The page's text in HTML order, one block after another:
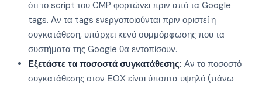
ότι το script του CMP φορτώνει πριν από τα Google
tags. Αν τα tags ενεργοποιούνται πριν οριστεί η
συγκατάθεση, υπάρχει κενό συμμόρφωσης που τα
συστήματα της Google θα εντοπίσουν.
Εξετάστε τα ποσοστά συγκατάθεσης: Αν το ποσοστό
συγκατάθεσης στον ΕΟΧ είναι ύποπτα υψηλό (πάνω